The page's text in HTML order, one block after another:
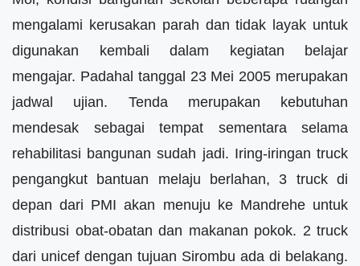
mengalami kerusakan parah dan tidak layak untuk
digunakan kembali dalam kegiatan belajar
mengajar. Padahal tanggal 23 Mei 2005 merupakan
jadwal ujian. Tenda merupakan kebutuhan
mendesak sebagai tempat sementara selama
rehabilitasi bangunan sudah jadi. Iring-iringan truck
pengangkut bantuan melaju berlahan, 3 truck di
depan dari PMI akan menuju ke Mandrehe untuk
distribusi obat-obatan dan makanan pokok. 2 truck
dari unicef dengan tujuan Sirombu ada di belakang.